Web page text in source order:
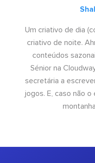
Um criativo de dia
criativo de noite.
conteúdos
Sénior na
secretária a
jogos. E, caso não